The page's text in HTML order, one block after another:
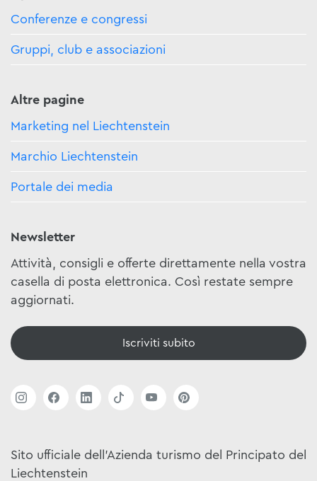
Conferenze e congressi
Gruppi, club e associazioni
Altre pagine
Marketing nel Liechtenstein
Marchio Liechtenstein
Portale dei media
Newsletter
Attività, consigli e offerte direttamente nella vostra
casella di posta elettronica. Così restate sempre
aggiornati.
Iscriviti subito
Sito ufficiale dell'Azienda turismo del Principato del
Liechtenstein